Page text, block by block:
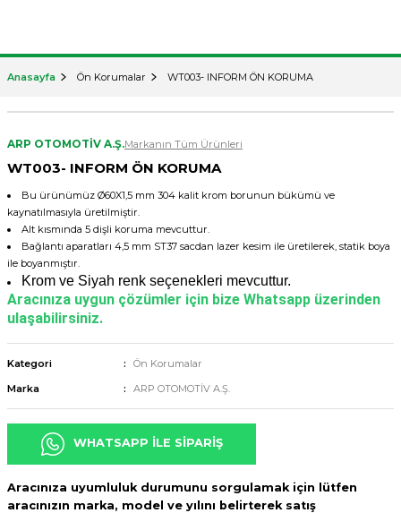
Anasayfa Ön Korumalar WT003- INFORM ÖN KORUMA
ARP OTOMOTİV A.Ş.Markanın Tüm Ürünleri
WT003- INFORM ÖN KORUMA
Bu ürünümüz Ø60X1,5 mm 304 kalit krom borunun bükümü ve
kaynatılmasıyla üretilmiştir.
Alt kısmında 5 dişli koruma mevcuttur.
Bağlantı aparatları 4,5 mm ST37 sacdan lazer kesim ile üretilerek, statik boya
ile boyanmıştır.
Krom ve Siyah renk seçenekleri mevcuttur.
Aracınıza uygun çözümler için bize Whatsapp üzerinden
ulaşabilirsiniz.
Kategori
Ön Korumalar
Marka
ARP OTOMOTİV A.Ş.
WHATSAPP İLE SİPARİŞ
Aracınıza uyumluluk durumunu sorgulamak için lütfen
aracınızın marka, model ve yılını belirterek satış